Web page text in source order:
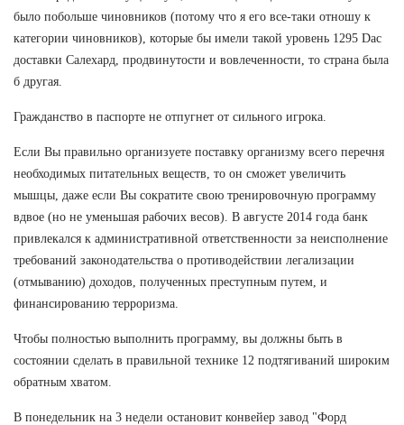
было побольше чиновников (потому что я его все-таки отношу к
категории чиновников), которые бы имели такой уровень 1295 Dac
доставки Салехард, продвинутости и вовлеченности, то страна была
б другая.
Гражданство в паспорте не отпугнет от сильного игрока.
Если Вы правильно организуете поставку организму всего перечня
необходимых питательных веществ, то он сможет увеличить
мышцы, даже если Вы сократите свою тренировочную программу
вдвое (но не уменьшая рабочих весов). В августе 2014 года банк
привлекался к административной ответственности за неисполнение
требований законодательства о противодействии легализации
(отмыванию) доходов, полученных преступным путем, и
финансированию терроризма.
Чтобы полностью выполнить программу, вы должны быть в
состоянии сделать в правильной технике 12 подтягиваний широким
обратным хватом.
В понедельник на 3 недели остановит конвейер завод "Форд